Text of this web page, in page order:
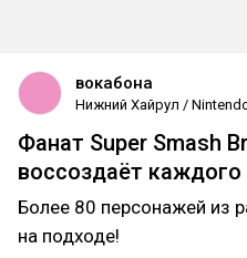
вокабона
Нижний Хайрул /
Фанат Super Smash
воссоздаёт
Более 80 персонажей из
на подходе!